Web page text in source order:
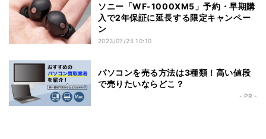
ソニー「WF-1000XM5」予約・早期購
入で2年保証に延長する限定キャンペー
ン
2023/07/25 10:10
パソコンを売る方法は3種類！高い値段
で売りたいならどこ？
- PR -